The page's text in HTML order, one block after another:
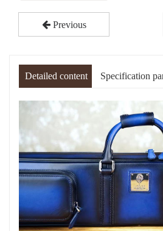
Previous
Detailed content Specification